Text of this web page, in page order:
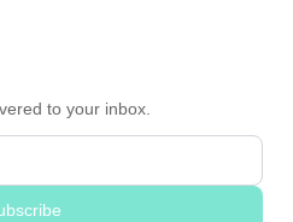
to your inbox.